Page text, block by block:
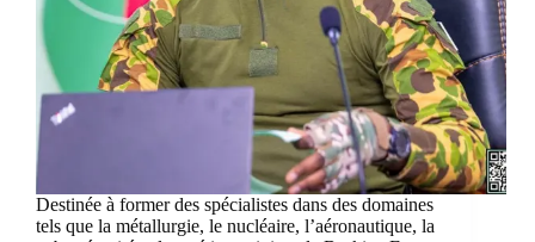
Destinée à former des spécialistes dans des domaines
tels que la métallurgie, le nucléaire, l’aéronautique, la